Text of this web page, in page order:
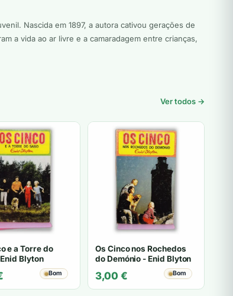
Nascida em 1897, a autora cativou gerações de
a vida ao ar livre e a camaradagem entre crianças,
Ver todos →
e a Torre do
Blyton
Bom
Os Cinco nos Rochedos
do Demónio - Enid Blyton
3,00 € Bom